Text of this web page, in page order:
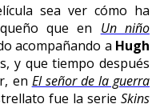
sea ver cómo ha
que en Un niño
acompañando a Hugh
y que tiempo después
en El señor de la guerra
fue la serie Skins